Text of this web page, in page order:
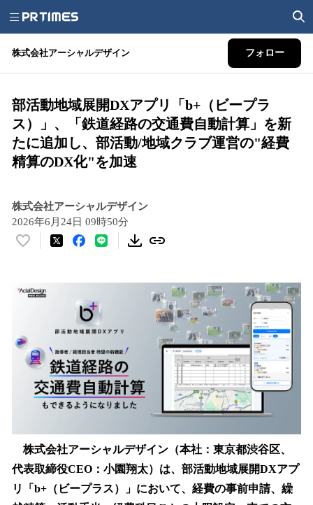
株式会社アーシャルデザイン フォロー
部活動地域展開DXアプリ「b+（ビープラ
ス）」、「鉄道経路の交通費自動計算」を新
たに追加し、部活動/地域クラブ運営の"経費
精算のDX化"を加速
株式会社アーシャルデザイン
2026年6月24日 09時50分
い
！
読
み
込
中
株式会社アーシャルデザイン（本社：東京都渋谷区、
代表取締役CEO：小園翔太）は、部活動地域展開DXアプ
リ「b+（ビープラス）」において、経費の事前申請、繰